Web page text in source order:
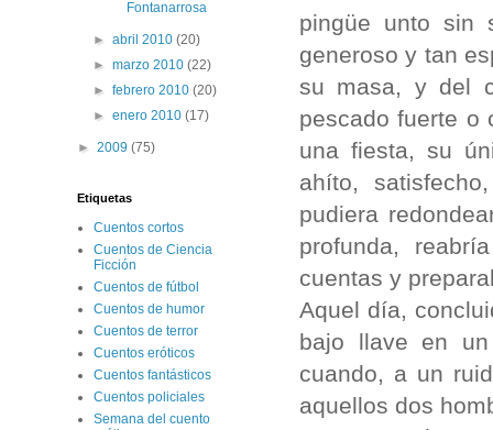
pingüe unto sin
generoso y tan
su masa, y del
pescado fuerte o
una fiesta, su
ahíto,
pudiera
profunda,
cuentas y
Aquel día,
bajo llave en
cuando, a un
aquellos dos
Fontanarrosa
►abril 2010(20)
►marzo 2010(22)
►febrero 2010(20)
►enero 2010(17)
► 2009 (75)
Etiquetas
Cuentos cortos
Cuentos de Ciencia
Ficción
Cuentos de fútbol
Cuentos de humor
Cuentos de terror
Cuentos eróticos
Cuentos fantásticos
Cuentos policiales
Semana del cuento